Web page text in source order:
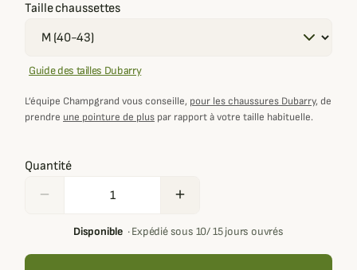
Taille chaussettes
Guide des tailles Dubarry
L’équipe Champgrand vous conseille, pour les chaussures Dubarry, de
prendre une pointure de plus par rapport à votre taille habituelle.
Quantité
remove add
Disponible ·Expédié sous 10/ 15 jours ouvrés